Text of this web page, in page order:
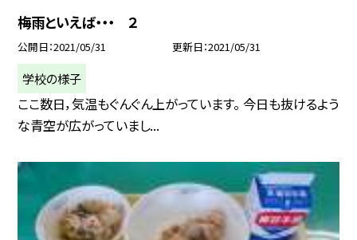
梅雨といえば・・・ ２
公開日 2021/05/31 更新日 2021/05/31
学校の様子
ここ数日，気温もぐんぐん上がっています。 今日も抜けるよう
な青空が広がっていまし...